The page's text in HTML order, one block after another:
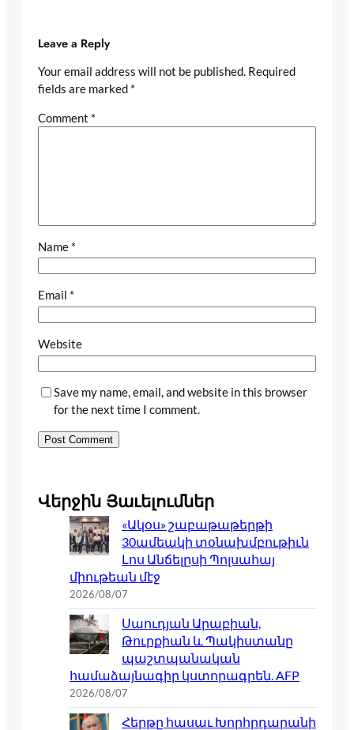
Leave a Reply
Your email address will not be published. Required
fields are marked *
Comment *
Name *
Email *
Website
Save my name, email, and website in this browser
for the next time I comment.
Վերջին Յաւելումներ
«Ակօս» շաբաթաթերթի
30ամեակի տօնախմբութիւն
Լոս Անճելըսի Պոլսահայ
միութեան մէջ
2026/08/07
Սաուդյան Արաբիան,
Թուրքիան և Պակիստանը
պաշտպանական
համաձայնագիր կստորագրեն. AFP
2026/08/07
Հերթը հասաւ Խորհրդարանի